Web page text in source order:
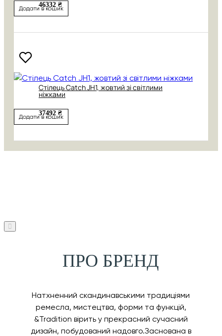
46332 ₴
Додати в кошик
Стілець Catch JH1, жовтий зі світлими
ніжками
37492 ₴
Додати в кошик
ПРО БРЕНД
Натхненний скандинавськими традиціями
ремесла, мистецтва, форми та функцій,
&Tradition вірить у прекрасний сучасний
дизайн, побудований надовго.Заснована в